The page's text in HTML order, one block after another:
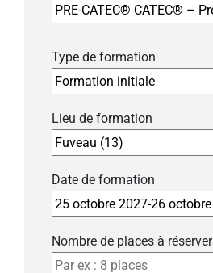
Type de formation
Lieu de formation
Date de formation
Nombre de places à réserver